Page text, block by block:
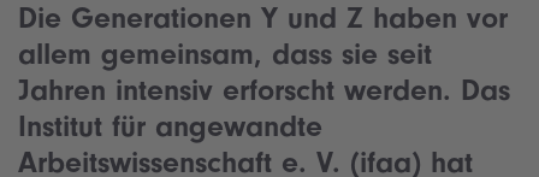
Die Generationen Y und Z haben vor
allem gemeinsam, dass sie seit
Jahren intensiv erforscht werden. Das
Institut für angewandte
Arbeitswissenschaft e. V. (ifaa) hat